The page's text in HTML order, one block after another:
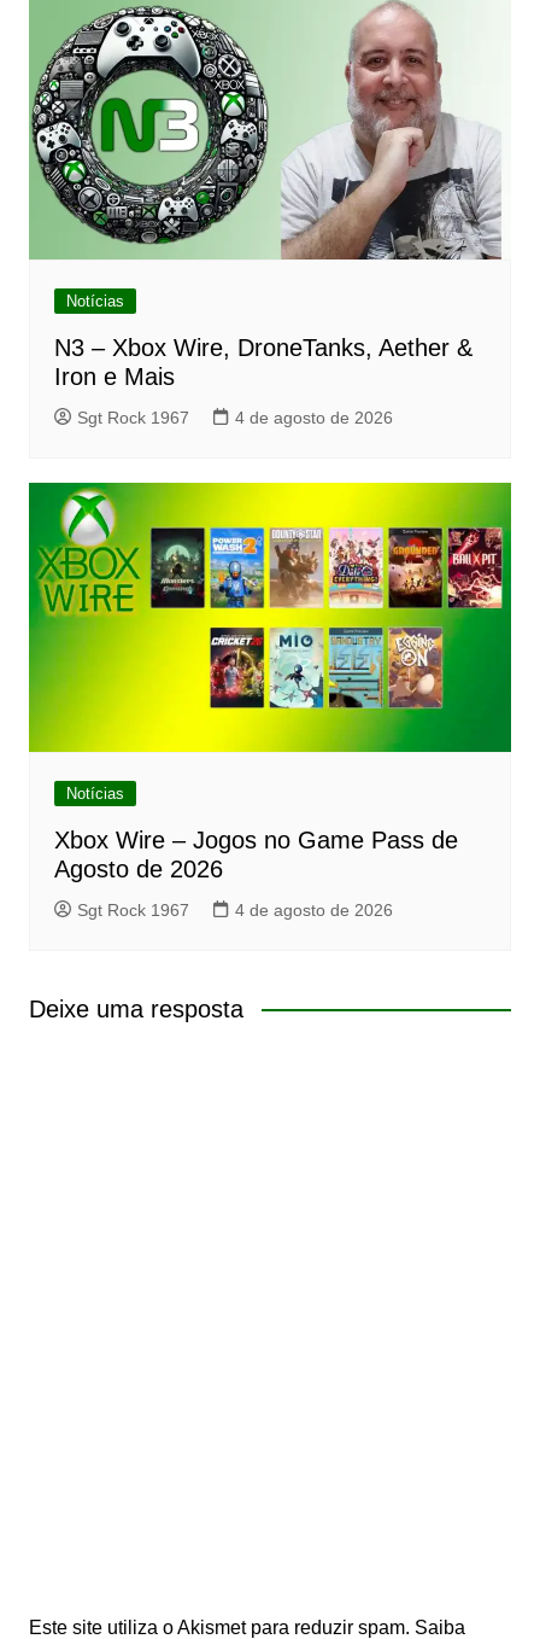
Notícias
N3 – Xbox Wire, DroneTanks, Aether &
Iron e Mais
Sgt Rock 1967 4 de agosto de 2026
Notícias
Xbox Wire – Jogos no Game Pass de
Agosto de 2026
Sgt Rock 1967 4 de agosto de 2026
Deixe uma resposta
Este site utiliza o Akismet para reduzir spam. Saiba